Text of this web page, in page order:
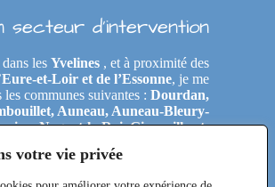
votre vie privée
secteur d’intervention
dans lesYvelines , et à proximité des
Eure-et-Loir et de l’Essonne, je me
les communes suivantes :Dourdan,
Auneau, Auneau-Bleury-
Nogent-le-Roi, Gironville-et-
Épernon, Le Perray-en-Yvelines,